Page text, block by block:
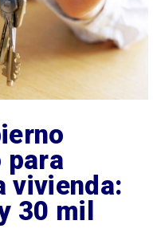
para
vivienda:
30 mil